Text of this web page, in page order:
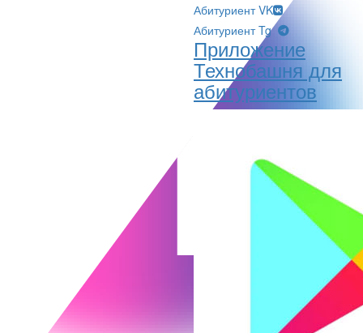
Абитуриент VK
Абитуриент Tg
Приложение
Технобашня для
абитуриентов